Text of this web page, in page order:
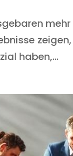
haben,...